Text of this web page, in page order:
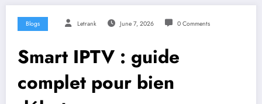
Blogs Letrank June 7, 2026 0 Comments
Smart IPTV : guide
complet pour bien